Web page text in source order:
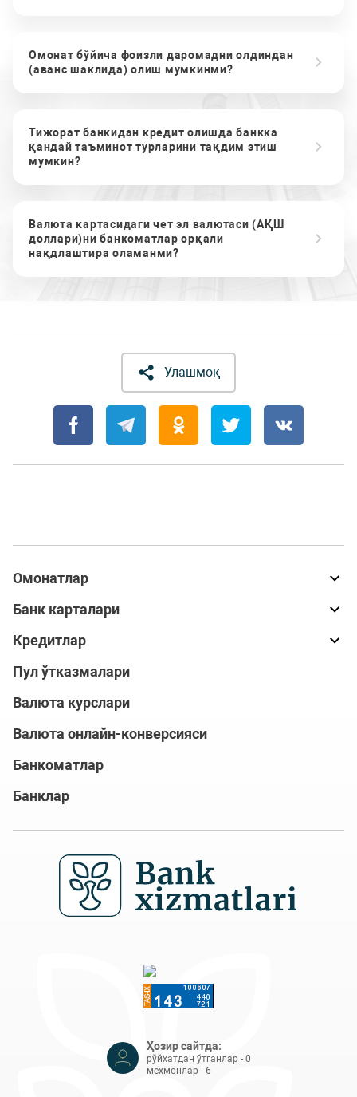
Омонат бўйича фоизли даромадни олдиндан
(аванс шаклида) олиш мумкинми?
Тижорат банкидан кредит олишда банкка
қандай таъминот турларини тақдим этиш
мумкин?
Валюта картасидаги чет эл валютаси (АҚШ
доллари)ни банкоматлар орқали
нақдлаштира оламанми?
Улашмоқ
Омонатлар
Банк карталари
Кредитлар
Пул ўтказмалари
Валюта курслари
Валюта онлайн-конверсияси
Банкоматлар
Банклар
Ҳозир сайтда:
рўйхатдан ўтганлар - 0
меҳмонлар - 6